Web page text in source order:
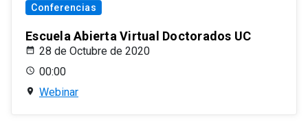
Conferencias
Escuela Abierta Virtual Doctorados UC
28 de Octubre de 2020
00:00
Webinar